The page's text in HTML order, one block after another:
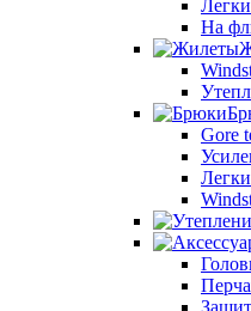
На
Gore